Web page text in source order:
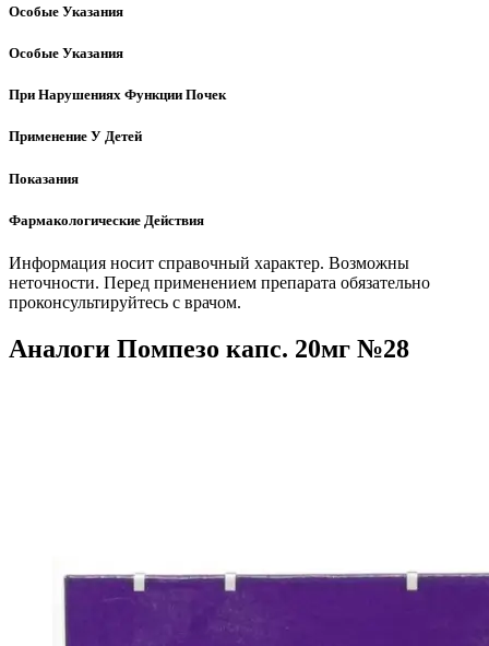
Особые Указания
Особые Указания
При Нарушениях Функции Почек
Применение У Детей
Показания
Фармакологические Действия
Информация носит справочный характер. Возможны
неточности. Перед применением препарата обязательно
проконсультируйтесь с врачом.
Аналоги Помпезо капс. 20мг №28